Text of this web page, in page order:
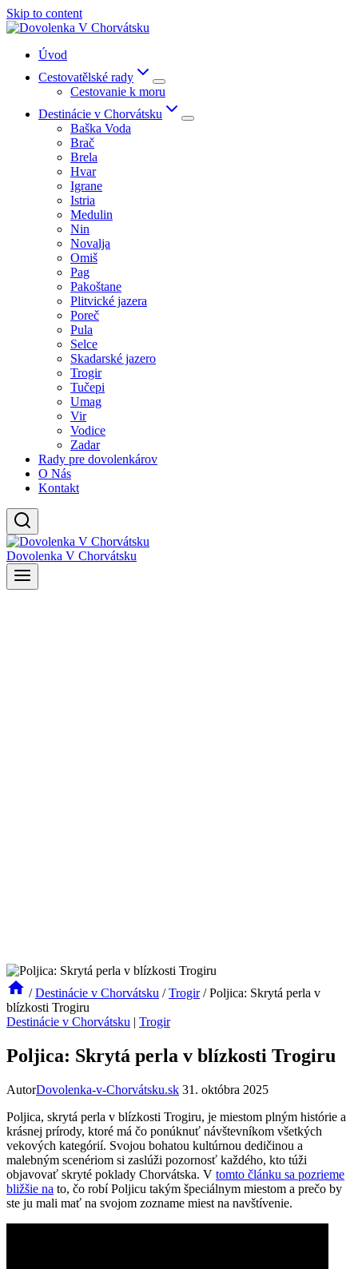
Skip to content
Úvod
Cestovatělské rady
Cestovanie k moru
Destinácie v Chorvátsku
Baška Voda
Brač
Brela
Hvar
Igrane
Istria
Medulin
Nin
Novalja
Omiš
Pag
Pakoštane
Plitvické jazera
Poreč
Pula
Selce
Skadarské jazero
Trogir
Tučepi
Umag
Vir
Vodice
Zadar
Rady pre dovolenkárov
O Nás
Kontakt
Dovolenka V Chorvátsku
/ Destinácie v Chorvátsku / Trogir / Poljica: Skrytá perla v
blízkosti Trogiru
Destinácie v Chorvátsku | Trogir
Poljica: Skrytá perla v blízkosti Trogiru
AutorDovolenka-v-Chorvátsku.sk 31. októbra 2025
Poljica, skrytá perla v blízkosti Trogiru, je miestom plným histórie a
krásnej prírody, ktoré má čo ponúknuť návštevníkom všetkých
vekových kategórií. Svojou bohatou kultúrnou dedičinou a
malebným scenériom si zaslúži pozornosť každého, kto túži
objavovať skryté poklady Chorvátska. V tomto článku sa pozrieme
bližšie na to, čo robí Poljicu takým špeciálnym miestom a prečo by
ste ju mali mať na svojom zozname miest na navštívenie.